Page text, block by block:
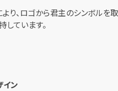
り、ロゴから君主のシンボルを
ています。
イン